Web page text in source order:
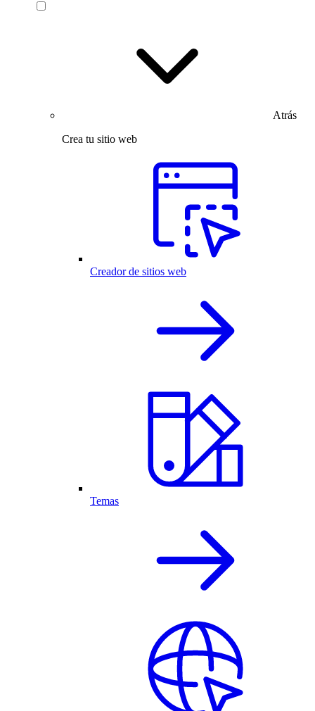
Atrás
Crea tu sitio web
Creador de sitios web
Temas